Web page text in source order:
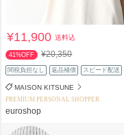
¥11,900送料込
41%OFF ¥20,350
関税負担なし 返品補償 スピード配送
MAISON KITSUNE
PREMIUM PERSONAL SHOPPER
euroshop